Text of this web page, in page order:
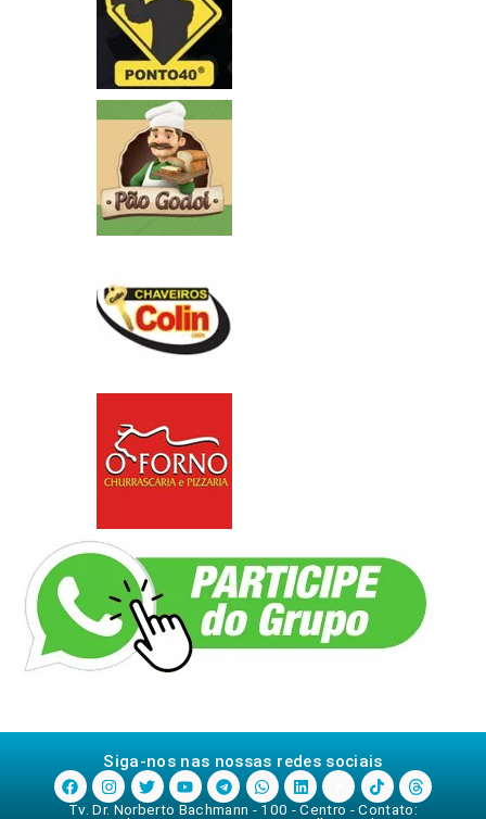
Siga-nos nas nossas redes sociais
Tv. Dr. Norberto Bachmann - 100 - Centro - Contato: